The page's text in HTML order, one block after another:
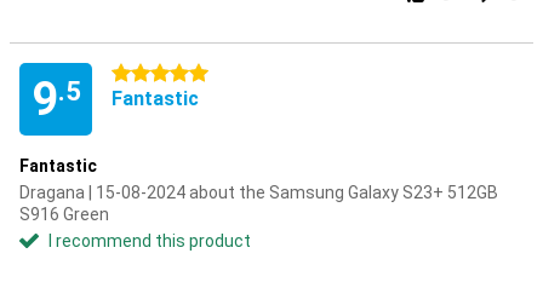
9.5
5 stars
Fantastic
Fantastic
Dragana | 15-08-2024 about the Samsung Galaxy S23+ 512GB
S916 Green
I recommend this product